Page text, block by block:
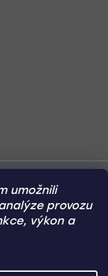
umožnili
provozu
výkon a
Dobírka